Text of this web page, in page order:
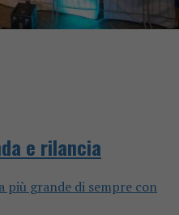
e rilancia
più grande di sempre con